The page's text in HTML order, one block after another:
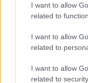
I want to allow
related to
I want to allow
related to
I want to allow
related to